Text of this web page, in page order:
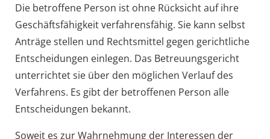
Die betroffene Person ist ohne Rücksicht auf ihre
Geschäftsfähigkeit verfahrensfähig. Sie kann selbst
Anträge stellen und Rechtsmittel gegen gerichtliche
Entscheidungen einlegen. Das Betreuungsgericht
unterrichtet sie über den möglichen Verlauf des
Verfahrens. Es gibt der betroffenen Person alle
Entscheidungen bekannt.
Soweit es zur Wahrnehmung der Interessen der